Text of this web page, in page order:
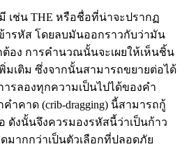
เช่น THE หรือชื่อที่น่าจะปรากฏ
ารหัส โดยลบมันออกราวกับว่ามัน
ต้อง การคำนวณนั้นจะเผยให้เห็นชิ้น
เติม ซึ่งจากนั้นสามารถขยายต่อได้
รลองทุกความเป็นไปได้ของคำ
ำคาด (crib-dragging) นี้สามารถกู้
ดังนั้นจึงควรมองรหัสนี้ว่าเป็นก้าว
ากกว่าเป็นตัวเลือกที่ปลอดภัย